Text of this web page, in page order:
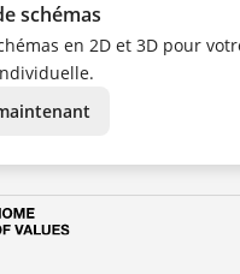
schémas
en 2D et 3D pour